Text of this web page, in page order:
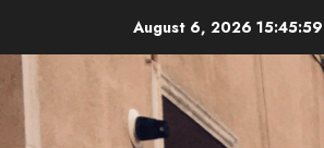
content
August 6, 2026 15:46:00